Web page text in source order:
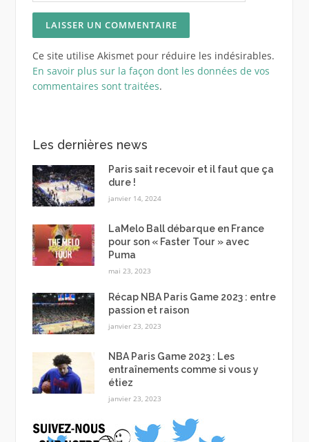
Ce site utilise Akismet pour réduire les indésirables.
En savoir plus sur la façon dont les données de vos
commentaires sont traitées.
Les dernières news
Paris sait recevoir et il faut que ça
dure !
janvier 14, 2024
LaMelo Ball débarque en France
pour son « Faster Tour » avec
Puma
mai 23, 2023
Récap NBA Paris Game 2023 : entre
passion et raison
janvier 23, 2023
NBA Paris Game 2023 : Les
entraînements comme si vous y
étiez
janvier 23, 2023